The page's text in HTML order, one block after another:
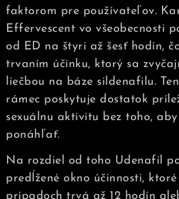
faktorom pre používateľov.
Effervescent vo všeobecnosti
od ED na štyri až šesť hodín,
trvaním účinku, ktorý sa
liečbou na báze sildenafilu.
rámec poskytuje dostatok
sexuálnu aktivitu bez toho, aby
ponáhľať.
Na rozdiel od toho Udenafil
predĺžené okno účinnosti,
prípadoch trvá až 12 hodín